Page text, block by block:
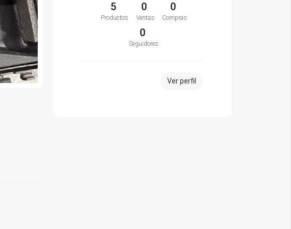
5
Productos
0
Ventas
0
Compras
0
Seguidores
Ver perfil